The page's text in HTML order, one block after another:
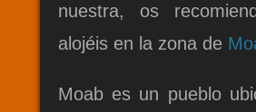
nuestra, os
alojéis en la zona de
Moab es un pueblo